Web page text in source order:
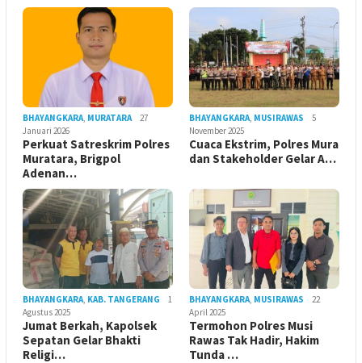
BHAYANGKARA MURATARA
27
Januari 2026
Perkuat Satreskrim Polres
Muratara, Brigpol
Adenan…
BHAYANGKARA MUSIRAWAS
5
November 2025
Cuaca Ekstrim, Polres Mura
dan Stakeholder Gelar A…
BHAYANGKARA KAB. TANGERANG
1
Agustus 2025
Jumat Berkah, Kapolsek
Sepatan Gelar Bhakti
Religi…
BHAYANGKARA MUSIRAWAS
22
April 2025
Termohon Polres Musi
Rawas Tak Hadir, Hakim
Tunda …